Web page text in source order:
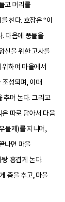
고 머리를
친다. 호장은 “이
. 다음에 풍물을
신을 위한 고사를
하여 마을에서
성되며, 이때
추며 논다. 그리고
따로 담아서 다음
물제)를 지니며,
나면 마을
흥겹게 논다.
춤을 추고, 마을